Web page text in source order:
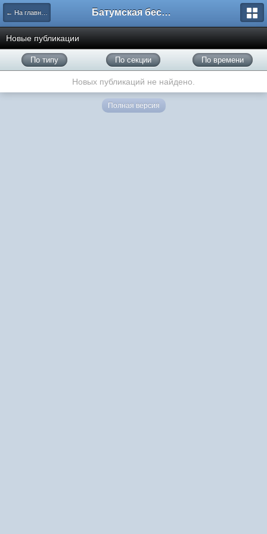
← На главную Батумская беседка
Новые публикации
По типу По секции По времени
Новых публикаций не найдено.
Полная версия